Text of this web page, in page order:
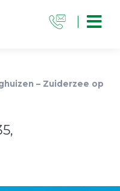
– Zuiderzee op